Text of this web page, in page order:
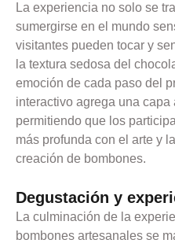
La experiencia no solo se
sumergirse en el mundo
visitantes pueden tocar y
la textura sedosa del
emoción de cada paso del
interactivo agrega una
permitiendo que los
más profunda con el arte y
creación de bombones.
Degustación y
La culminación de la
bombones artesanales se